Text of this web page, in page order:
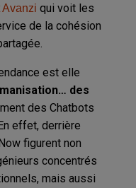
qui voit les
de la cohésion
est elle
des
des Chatbots
effet, derrière
figurent non
concentrés
mais aussi